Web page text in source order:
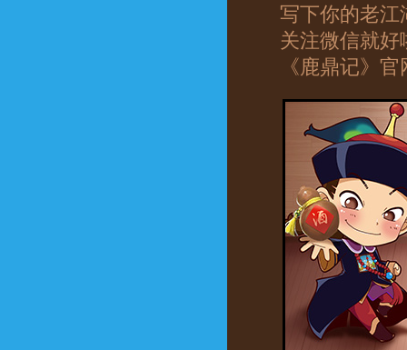
写下你的老江
关注微信就
《鹿鼎记》